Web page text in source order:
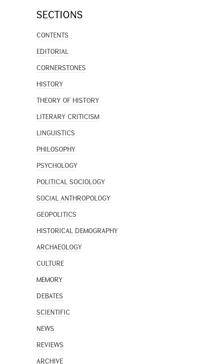
SECTIONS
CONTENTS
EDITORIAL
CORNERSTONES
HISTORY
THEORY OF HISTORY
LITERARY CRITICISM
LINGUISTICS
PHILOSOPHY
PSYCHOLOGY
POLITICAL SOCIOLOGY
SOCIAL ANTHROPOLOGY
GEOPOLITICS
HISTORICAL DEMOGRAPHY
ARCHAEOLOGY
CULTURE
MEMORY
DEBATES
SCIENTIFIC
NEWS
REVIEWS
ARCHIVE